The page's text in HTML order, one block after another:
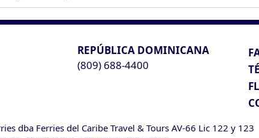
REPÚBLICA DOMINICANA
(809) 688-4400
dba Ferries del Caribe Travel & Tours AV-66 Lic 122 y 123